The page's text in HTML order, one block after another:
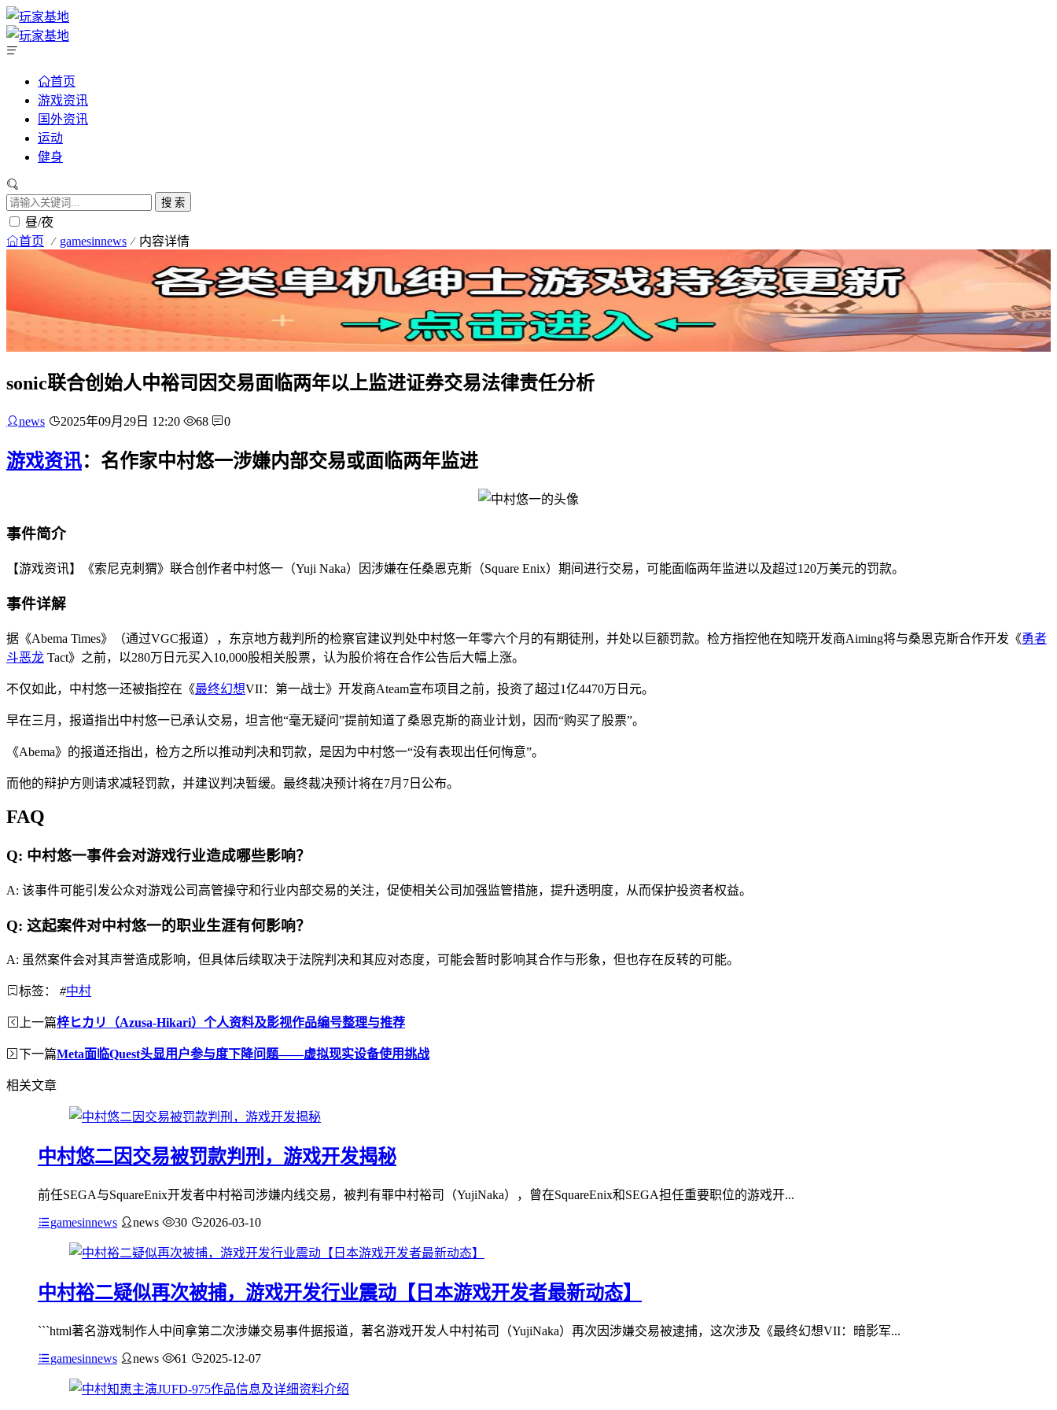
首页
游戏资讯
国外资讯
运动
健身
搜 索
昼/夜
首页 gamesinnews 内容详情
sonic联合创始人中裕司因交易面临两年以上监进证券交易法律责任分析
news 2025年09月29日 12:20 68 0
游戏资讯：名作家中村悠一涉嫌内部交易或面临两年监进
事件简介
【游戏资讯】《索尼克刺猬》联合创作者中村悠一（Yuji Naka）因涉嫌在任桑恩克斯（Square Enix）期间进行交易，可能面临两年监进以及超过120万美元的罚款。
事件详解
据《Abema Times》（通过VGC报道），东京地方裁判所的检察官建议判处中村悠一年零六个月的有期徒刑，并处以巨额罚款。检方指控他在知晓开发商Aiming将与桑恩克斯合作开发《勇者
斗恶龙 Tact》之前，以280万日元买入10,000股相关股票，认为股价将在合作公告后大幅上涨。
不仅如此，中村悠一还被指控在《最终幻想VII：第一战士》开发商Ateam宣布项目之前，投资了超过1亿4470万日元。
早在三月，报道指出中村悠一已承认交易，坦言他“毫无疑问”提前知道了桑恩克斯的商业计划，因而“购买了股票”。
《Abema》的报道还指出，检方之所以推动判决和罚款，是因为中村悠一“没有表现出任何悔意”。
而他的辩护方则请求减轻罚款，并建议判决暂缓。最终裁决预计将在7月7日公布。
FAQ
Q: 中村悠一事件会对游戏行业造成哪些影响？
A: 该事件可能引发公众对游戏公司高管操守和行业内部交易的关注，促使相关公司加强监管措施，提升透明度，从而保护投资者权益。
Q: 这起案件对中村悠一的职业生涯有何影响？
A: 虽然案件会对其声誉造成影响，但具体后续取决于法院判决和其应对态度，可能会暂时影响其合作与形象，但也存在反转的可能。
标签： #中村
上一篇梓ヒカリ（Azusa-Hikari）个人资料及影视作品编号整理与推荐
下一篇Meta面临Quest头显用户参与度下降问题——虚拟现实设备使用挑战
相关文章
中村悠二因交易被罚款判刑，游戏开发揭秘
前任SEGA与SquareEnix开发者中村裕司涉嫌内线交易，被判有罪中村裕司（YujiNaka），曾在SquareEnix和SEGA担任重要职位的游戏开...
gamesinnews news 30 2026-03-10
中村裕二疑似再次被捕，游戏开发行业震动【日本游戏开发者最新动态】
```html著名游戏制作人中间拿第二次涉嫌交易事件据报道，著名游戏开发人中村祐司（YujiNaka）再次因涉嫌交易被逮捕，这次涉及《最终幻想VII：暗影军...
gamesinnews news 61 2025-12-07